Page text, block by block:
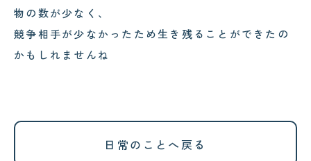
物の数が少なく、
競争相手が少なかったため生き残ることができたの
かもしれませんね
日常のことへ戻る